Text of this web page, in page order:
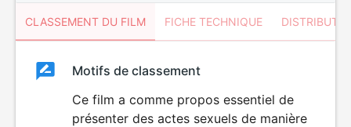
CLASSEMENT DU FILM FICHE TECHNIQUE
ClassementClassement
SEXUALITÉ
EXPLICITE
Motifs de classement
Ce film a comme propos essentiel de
présenter des actes sexuels de manière